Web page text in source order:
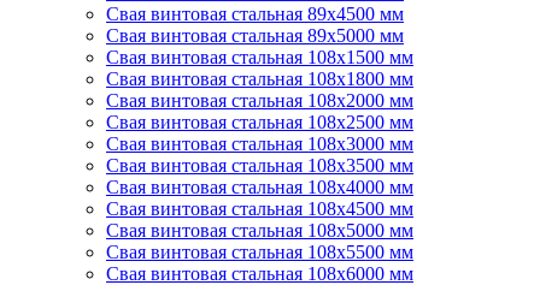
Свая винтовая стальная 89х4500 мм
Свая винтовая стальная 89х5000 мм
Свая винтовая стальная 108х1500 мм
Свая винтовая стальная 108х1800 мм
Свая винтовая стальная 108х2000 мм
Свая винтовая стальная 108х2500 мм
Свая винтовая стальная 108х3000 мм
Свая винтовая стальная 108х3500 мм
Свая винтовая стальная 108х4000 мм
Свая винтовая стальная 108х4500 мм
Свая винтовая стальная 108х5000 мм
Свая винтовая стальная 108х5500 мм
Свая винтовая стальная 108х6000 мм